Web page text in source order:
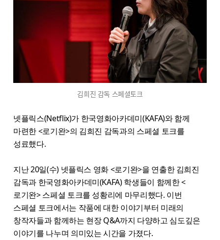
김희진 감독 스페셜토크
넷플릭스(Netflix)가 한국영화아카데미(KAFA)와 함께
마련한 <로기완>​의 김희진 감독과의 스페셜 토크를
성료했다.
지난 20일(수) 넷플릭스 영화 <로기완>을 연출한 김희진
감독과 한국영화아카데미(KAFA) 학생들이 함께한 <
로기완>​ 스페셜 토크를 성황리에 마무리했다. 이번
스페셜 토크에서는 작품에 대한 이야기부터 미래의
창작자들과 함께하는 현장 Q&A까지 다양하고 심도깊은
이야기를 나누며 의미있는 시간을 가졌다.